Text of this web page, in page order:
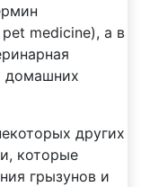
medicine), а в
домашних
других
которые
грызунов и